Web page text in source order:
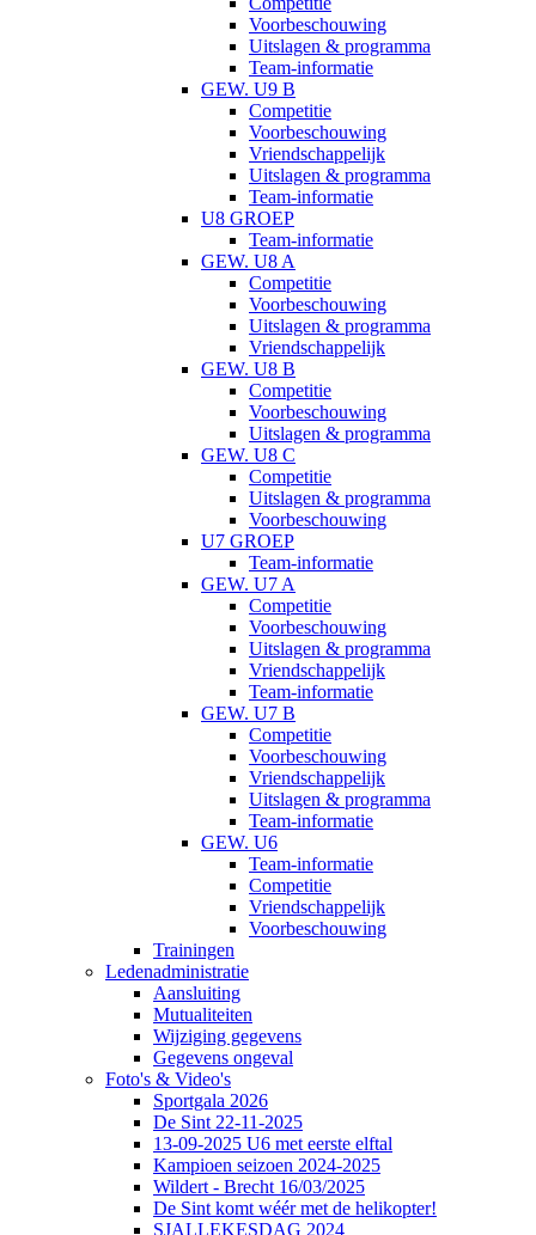
Voorbeschouwing
Uitslagen & programma
Team-informatie
GEW. U9 B
Competitie
Voorbeschouwing
Vriendschappelijk
Uitslagen & programma
Team-informatie
U8 GROEP
Team-informatie
GEW. U8 A
Competitie
Voorbeschouwing
Uitslagen & programma
Vriendschappelijk
GEW. U8 B
Competitie
Voorbeschouwing
Uitslagen & programma
GEW. U8 C
Competitie
Uitslagen & programma
Voorbeschouwing
U7 GROEP
Team-informatie
GEW. U7 A
Competitie
Voorbeschouwing
Uitslagen & programma
Vriendschappelijk
Team-informatie
GEW. U7 B
Competitie
Voorbeschouwing
Vriendschappelijk
Uitslagen & programma
Team-informatie
GEW. U6
Team-informatie
Competitie
Vriendschappelijk
Voorbeschouwing
Trainingen
Ledenadministratie
Aansluiting
Mutualiteiten
Wijziging gegevens
Gegevens ongeval
Foto's & Video's
Sportgala 2026
De Sint 22-11-2025
13-09-2025 U6 met eerste elftal
Kampioen seizoen 2024-2025
Wildert - Brecht 16/03/2025
De Sint komt wéér met de helikopter!
SJALLEKESDAG 2024